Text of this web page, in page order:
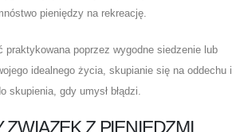
pieniędzy na rekreację.
praktykowana poprzez wygodne siedzenie lub
idealnego życia, skupianie się na oddechu i
skupienia, gdy umysł błądzi.
ZWIĄZEK Z PIENIĘDZMI